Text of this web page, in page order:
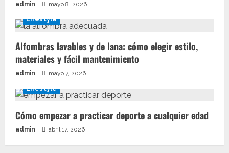
admin mayo 8, 2026
Lifestyle
Alfombras lavables y de lana: cómo elegir estilo,
materiales y fácil mantenimiento
admin mayo 7, 2026
Lifestyle
Cómo empezar a practicar deporte a cualquier edad
admin abril 17, 2026